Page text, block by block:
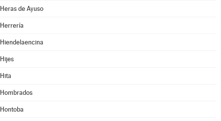
Heras de Ayuso
Herrería
Hiendelaencina
Hijes
Hita
Hombrados
Hontoba